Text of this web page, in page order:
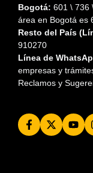
Bogotá: 601 \ 736
área en Bogotá es
Resto del País
910270
Línea de
empresas y
Reclamos y